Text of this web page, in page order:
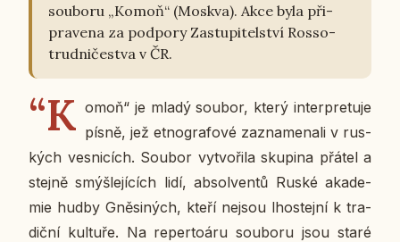
sou­bo­ru „Komoň“ (Moskva). Akce byla při­
pra­ve­na za pod­po­ry Za­stu­pi­tel­ství Ros­so­
trud­ni­čestva v ČR.
“K omoň“ je mladý soubor, který in­ter­pre­tu­je
písně, jež et­no­gra­fo­vé za­zna­me­na­li v rus­
kých ves­ni­cích. Soubor vy­tvo­ři­la sku­pi­na přátel a
stejně smýš­le­jí­cích lidí, ab­sol­ven­tů Ruské aka­de­
mie hudby Gně­si­ných, kteří nejsou lhos­tej­ní k tra­
dič­ní kul­tu­ře. Na re­per­toá­ru sou­bo­ru jsou staré